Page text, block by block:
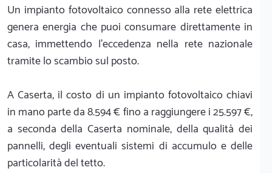
Un impianto fotovoltaico connesso alla rete elettrica
genera energia che puoi consumare direttamente in
casa, immettendo l'eccedenza nella rete nazionale
tramite lo scambio sul posto.
A Caserta, il costo di un impianto fotovoltaico chiavi
in mano parte da 8.594 € fino a raggiungere i 25.597 €,
a seconda della Caserta nominale, della qualità dei
pannelli, degli eventuali sistemi di accumulo e delle
particolarità del tetto.